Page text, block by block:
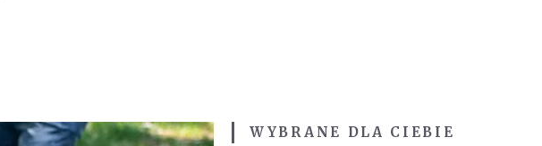
WYBRANE DLA CIEBIE